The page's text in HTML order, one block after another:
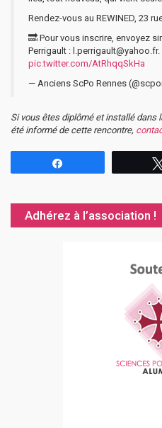
Rendez-vous au REWINED, 23
🔜 Pour vous inscrire, envoyez
Perrigault :
pic.twitter.com/AtRhqqSkHa
— Anciens ScPo Rennes
Si vous êtes diplômé et installé dans
été informé de cette rencontre,
Adhérez à l’association !